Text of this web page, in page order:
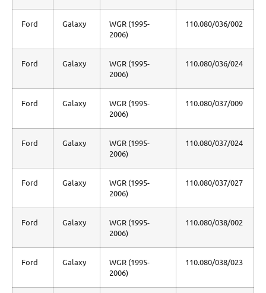
Ford Galaxy
WGR (1995-
2006)
110.080/036/002
Ford Galaxy
WGR (1995-
2006)
110.080/036/024
Ford Galaxy
WGR (1995-
2006)
110.080/037/009
Ford Galaxy
WGR (1995-
2006)
110.080/037/024
Ford Galaxy
WGR (1995-
2006)
110.080/037/027
Ford Galaxy
WGR (1995-
2006)
110.080/038/002
Ford Galaxy
WGR (1995-
2006)
110.080/038/023